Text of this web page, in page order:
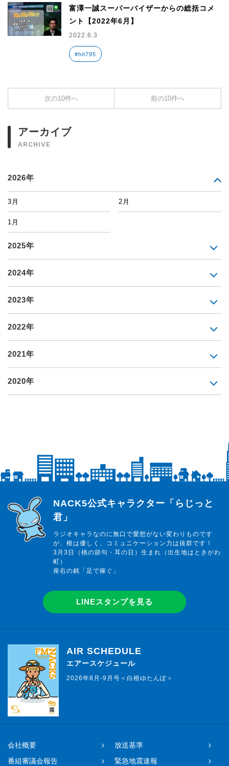
富澤一誠スーパーバイザーからの総括コメ
ント【2022年6月】
2022.6.3
#hit795
次の10件へ 前の10件へ
アーカイブ
ARCHIVE
2026年
3月 2月
1月
2025年
2024年
2023年
2022年
2021年
2020年
らじっと君
NACK5公式キャラクター「らじっと
君」
ラジオキャラなのに無口で愛想がない変わりものです
が、根は優しく、コミュニケーション力は抜群です！
3月3日（桃の節句・耳の日）生まれ（出生地はときがわ
町）
座右の銘「足で稼ぐ」
LINEスタンプを見る
AIR SCHEDULE
エアースケジュール
2026年8月-9月号＜白根ゆたんぽ＞
会社概要
放送基準
番組審議会報告
緊急地震速報